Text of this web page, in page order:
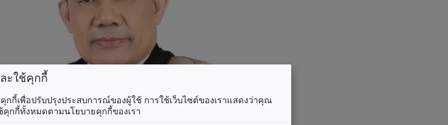
ะใช้คุกกี้
กกี้เพื่อปรับปรุงประสบการณ์ของผู้ใช้ การใช้เว็บไซต์ของเราแสดงว่าคุณ
คุกกี้ทั้งหมดตามนโยบายคุกกี้ของเรา